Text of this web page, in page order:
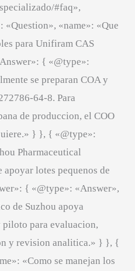
#faq»,
«name»: «Que
para Unifiram CAS
{ «@type»:
se preparan COA y
64-8. Para
de produccion, el COO
} }, { «@type»:
Pharmaceutical
lotes pequenos de
{ «@type»: «Answer»,
de Suzhou apoya
para evaluacion,
y revision analitica.» } }, {
«Como se manejan los